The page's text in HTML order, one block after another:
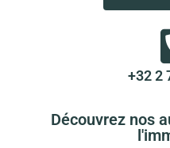
+32 2
Découvrez nos